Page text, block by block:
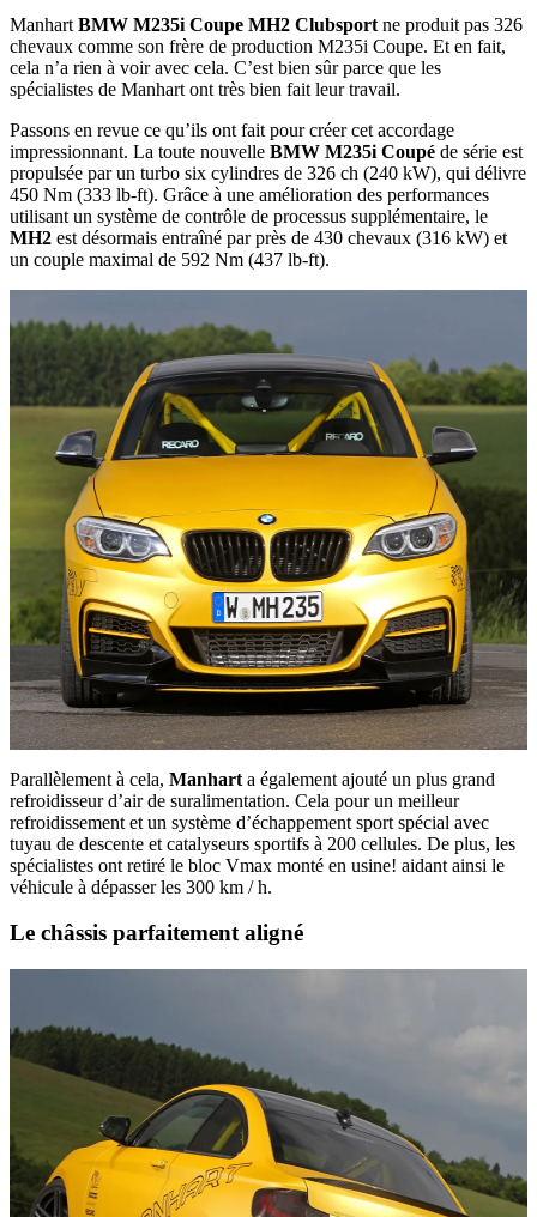
Manhart BMW M235i Coupe MH2 Clubsport ne produit pas 326
chevaux comme son frère de production M235i Coupe. Et en fait,
cela n’a rien à voir avec cela. C’est bien sûr parce que les
spécialistes de Manhart ont très bien fait leur travail.
Passons en revue ce qu’ils ont fait pour créer cet accordage
impressionnant. La toute nouvelle BMW M235i Coupé de série est
propulsée par un turbo six cylindres de 326 ch (240 kW), qui délivre
450 Nm (333 lb-ft). Grâce à une amélioration des performances
utilisant un système de contrôle de processus supplémentaire, le
MH2 est désormais entraîné par près de 430 chevaux (316 kW) et
un couple maximal de 592 Nm (437 lb-ft).
Parallèlement à cela, Manhart a également ajouté un plus grand
refroidisseur d’air de suralimentation. Cela pour un meilleur
refroidissement et un système d’échappement sport spécial avec
tuyau de descente et catalyseurs sportifs à 200 cellules. De plus, les
spécialistes ont retiré le bloc Vmax monté en usine! aidant ainsi le
véhicule à dépasser les 300 km / h.
Le châssis parfaitement aligné